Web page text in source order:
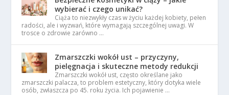
wybierać i czego unikać?
Ciąża to niezwykły czas w życiu każdej kobiety, pełen
radości, ale i wyzwań, które wymagają szczególnej uwagi. W
trosce o zdrowie zarówno …
Zmarszczki wokół ust – przyczyny,
pielęgnacja i skuteczne metody redukcji
Zmarszczki wokół ust, często określane jako
zmarszczki palacza, to problem estetyczny, który dotyka wiele
osób, zwłaszcza po 45. roku życia. Ich pojawienie …